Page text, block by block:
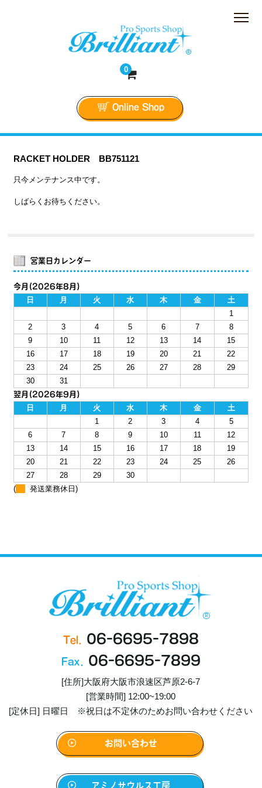
0
Online Shop
RACKET HOLDER BB751121
只今メンテナンス中です。
しばらくお待ちください。
営業日カレンダー
今月(2026年8月)
日 月 火 水 木 金
土
1
2
3 4 5 6 7
8
9
10 11 12 13 14
15
16
17 18 19 20 21
22
23
24 25 26 27 28
29
30
31
翌月(2026年9月)
日 月 火 水 木 金
土
1
2 3 4
5
6
7 8 9 10 11
12
13
14 15 16 17 18
19
20
21 22 23 24 25
26
27
28 29
30
(
発送業務休日)
Tel. 06-6695-7898
Fax. 06-6695-7899
[住所]大阪府大阪市浪速区芦原2-6-7
[営業時間] 12:00~19:00
[定休日] 日曜日 ※祝日は不定休のためお問い合わせください
お問い合わせ
アミノサウルス工房